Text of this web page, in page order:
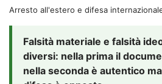
Arresto all'estero e difesa
Falsità materiale e falsità
diversi: nella prima il
nella seconda è autentico